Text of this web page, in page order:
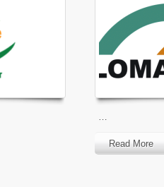
…
Read More